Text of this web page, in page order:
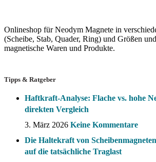
Onlineshop für Neodym Magnete in
(Scheibe, Stab, Quader, Ring) und Größen
magnetische Waren und Produkte.
Tipps & Ratgeber
Haftkraft-Analyse: Flache vs. hohe
direkten Vergleich
3. März 2026 Keine Kommentare
Die Haltekraft von
auf die tatsächliche Traglast